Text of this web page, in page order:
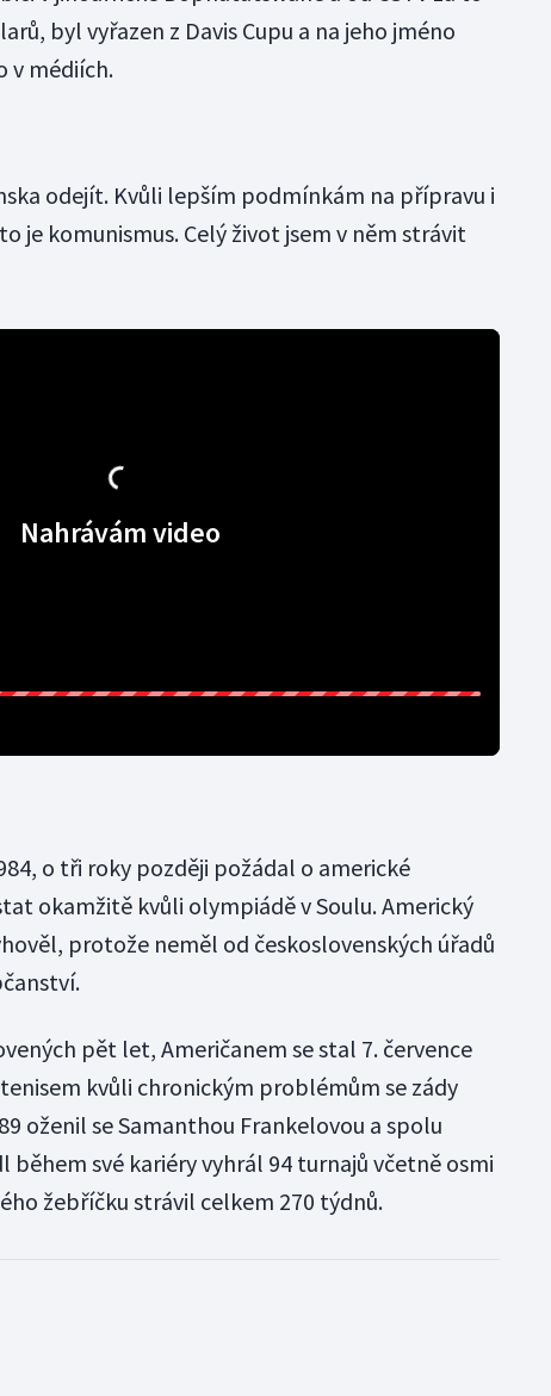
byl vyřazen z Davis Cupu a na jeho jméno
v médiích.
odejít. Kvůli lepším podmínkám na přípravu i
je komunismus. Celý život jsem v něm strávit
Nahrávám video
o tři roky později požádal o americké
okamžitě kvůli olympiádě v Soulu. Americký
protože neměl od československých úřadů
pět let, Američanem se stal 7. července
tenisem kvůli chronickým problémům se zády
oženil se Samanthou Frankelovou a spolu
během své kariéry vyhrál 94 turnajů včetně osmi
žebříčku strávil celkem 270 týdnů.